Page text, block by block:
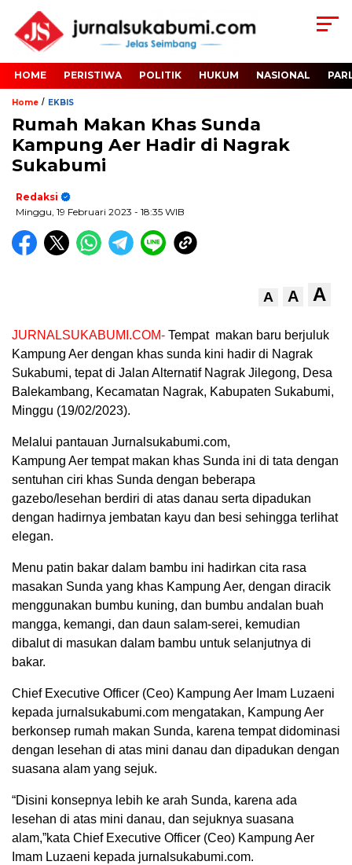
HOME PERISTIWA POLITIK HUKUM NASIONAL
Home / EKBIS
Rumah Makan Khas Sunda
Kampung Aer Hadir di Nagrak
Sukabumi
Redaksi
Minggu, 19 Februari 2023 - 18:35 WIB
A A A
JURNALSUKABUMI.COM- Tempat makan baru berjuluk
Kampung Aer dengan khas sunda kini hadir di Nagrak
Sukabumi, tepat di Jalan Alternatif Nagrak Jilegong, Desa
Balekambang, Kecamatan Nagrak, Kabupaten Sukabumi,
Minggu (19/02/2023).
Melalui pantauan Jurnalsukabumi.com,
Kampung Aer tempat makan khas Sunda ini di tata dengan
sentuhan ciri khas Sunda dengan beberapa
gazebo/lesehan berdiri di atas danau serta dipadukan
dengan hadirnya jembatan kayu dan besi sehingga terlihat
elegan.
Menu patin bakar dalam bambu ini hadirkan cita rasa
masakan Sunda yang khas Kampung Aer, dengan diracik
menggunakan bumbu kuning, dan bumbu andalan buah
mangga, kemangi, dan daun salam-serei, kemudian
dibalut di masukan dalam bambu untuk selanjutnya di
bakar.
Chief Executive Officer (Ceo) Kampung Aer Imam Luzaeni
kepada jurnalsukabumi.com mengatakan, Kampung Aer
berkonsep rumah makan Sunda, karena tempat didominasi
dengan lesehan di atas mini danau dan dipadukan dengan
suasana alam yang sejuk.
“Disini konsepnya lebih ke arah Sunda, karena ada
lesehan di atas mini danau, dan sejuknya suasana
alam,”kata Chief Executive Officer (Ceo) Kampung Aer
Imam Luzaeni kepada jurnalsukabumi.com.